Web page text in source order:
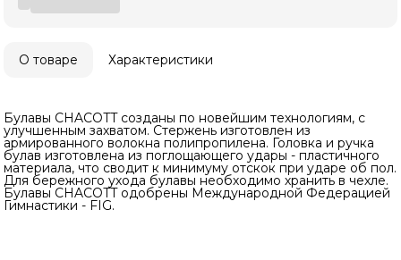
О товаре Характеристики
Булавы CHACOTT созданы по новейшим технологиям, с
улучшенным захватом. Стержень изготовлен из
армированного волокна полипропилена. Головка и ручка
булав изготовлена из поглощающего удары - пластичного
материала, что сводит к минимуму отскок при ударе об пол.
Для бережного ухода булавы необходимо хранить в чехле.
Булавы CHACOTT одобрены Международной Федерацией
Гимнастики - FIG.